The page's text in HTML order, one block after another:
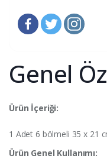
Genel
Ürün İçeriği:
1 Adet 6 bölmeli 35 x 21
Ürün Genel Kullanımı: